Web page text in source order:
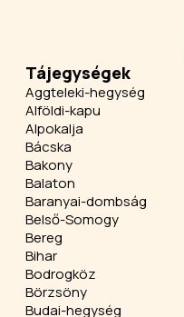
Tájegységek
Aggteleki-hegység
Alföldi-kapu
Alpokalja
Bácska
Bakony
Balaton
Baranyai-dombság
Belső-Somogy
Bereg
Bihar
Bodrogköz
Börzsöny
Budai-hegység